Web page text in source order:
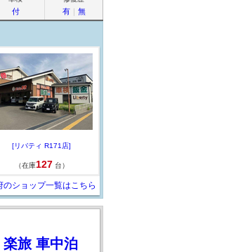
付 有｜ 無
[リバティ R171店]
（在庫127 台）
のショップ一覧はこちら
旅 車中泊